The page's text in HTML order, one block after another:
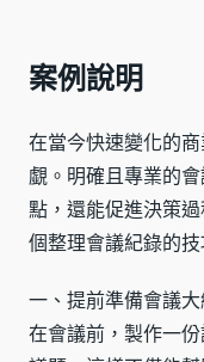
案例說明
在當今快速變化的
覷。明確且專業的
點，還能促進決策
個整理會議紀錄的
一、提前準備會議大
在會議前，製作一